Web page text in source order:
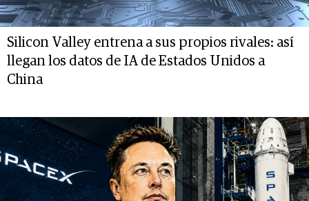
Silicon Valley entrena a sus propios rivales: así
llegan los datos de IA de Estados Unidos a
China